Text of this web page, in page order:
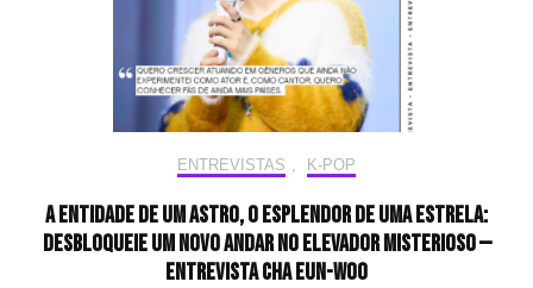
ENTREVISTAS K-POP
A entidade de um astro, o esplendor de uma estrela:
desbloqueie um novo andar no elevador misterioso —
Entrevista CHA EUN-WOO